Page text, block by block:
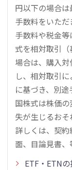
円以下の場合
手数料をいた
手数料や税金
式を相対取引
場合は、購入
し、相対取引
に基づき、別
国株式は株価
失が生じるおそ
詳しくは、契
面、目論見書、
ETF・ETN